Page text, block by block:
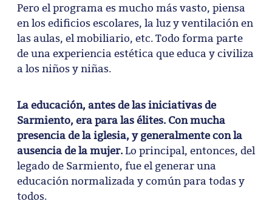
Pero el programa es mucho más vasto, piensa
en los edificios escolares, la luz y ventilación en
las aulas, el mobiliario, etc. Todo forma parte
de una experiencia estética que educa y civiliza
a los niños y niñas.
La educación, antes de las iniciativas de
Sarmiento, era para las élites. Con mucha
presencia de la iglesia, y generalmente con la
ausencia de la mujer.Lo principal, entonces, del
legado de Sarmiento, fue el generar una
educación normalizada y común para todas y
todos.